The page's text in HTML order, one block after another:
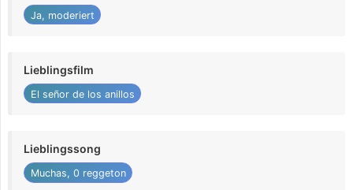
Ja, moderiert
Lieblingsfilm
El señor de los anillos
Lieblingssong
Muchas, 0 reggeton